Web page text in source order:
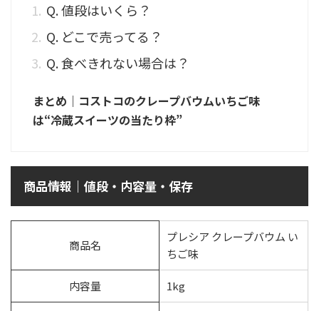
Q. 値段はいくら？
Q. どこで売ってる？
Q. 食べきれない場合は？
まとめ｜コストコのクレープバウムいちご味
は“冷蔵スイーツの当たり枠”
商品情報｜値段・内容量・保存
商品名
プレシア クレープバウム い
ちご味
内容量 1kg